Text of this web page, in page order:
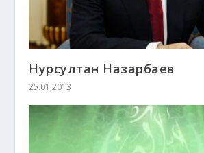
Нурсултан Назарбаев
25.01.2013